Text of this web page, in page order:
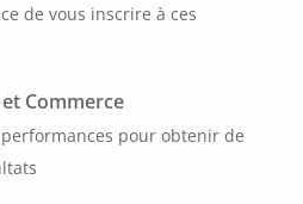
de vous inscrire à ces
Commerce
pour obtenir de